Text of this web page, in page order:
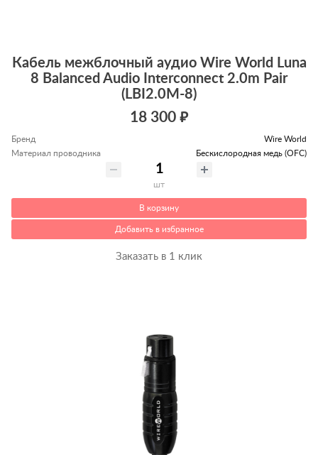
Кабель межблочный аудио Wire World Luna
8 Balanced Audio Interconnect 2.0m Pair
(LBI2.0M-8)
18 300 ₽
Бренд
Wire World
Материал проводника
Беcкислородная медь (OFC)
шт
В корзину
Добавить в избранное
Заказать в 1 клик